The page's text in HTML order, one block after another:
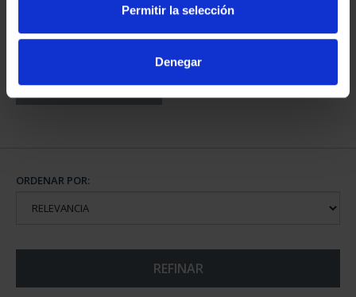
Permitir la selección
Denegar
PROVINCIA COLECCION
COMPLET...
ORDENAR POR:
REFINAR